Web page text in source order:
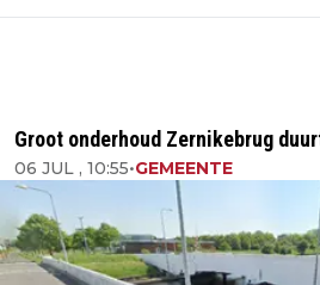
Groot onderhoud Zernikebrug
06 JUL , 10:55•GEMEENTE